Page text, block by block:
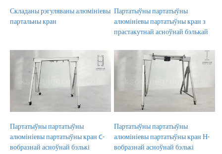
Складаны рэгуляваны алюмініевы
партальны кран
Партатыўны партатыўны
алюмініевы партатыўны кран з
прастакутнай асноўнай бэлькай
Партатыўны партатыўны
алюмініевы партатыўны кран C-
вобразнай асноўнай бэлькі
Партатыўны партатыўны
алюмініевы партатыўны кран Н-
вобразнай асноўнай бэлькі